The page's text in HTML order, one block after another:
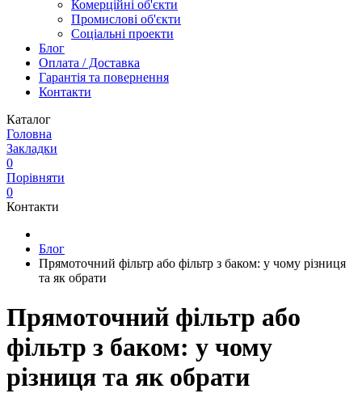
Комерційні об'єкти
Промислові об'єкти
Соціальні проекти
Блог
Оплата / Доставка
Гарантія та повернення
Контакти
Каталог
Головна
Закладки
0
Порівняти
0
Контакти
Блог
Прямоточний фільтр або фільтр з баком: у чому різниця
та як обрати
Прямоточний фільтр або
фільтр з баком: у чому
різниця та як обрати